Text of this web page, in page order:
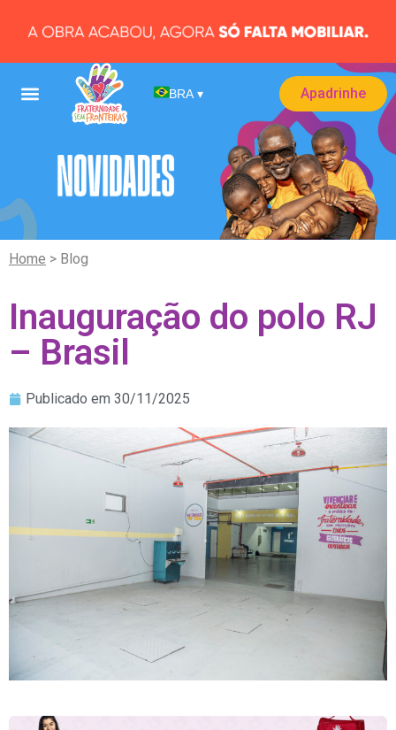
BRA ▾ Apadrinhe
Home > Blog
Inauguração do polo RJ
– Brasil
Publicado em 30/11/2025